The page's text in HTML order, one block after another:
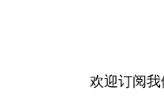
欢迎订阅